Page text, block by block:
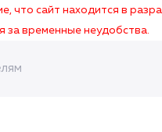
что сайт находится в
за временные неудобства.